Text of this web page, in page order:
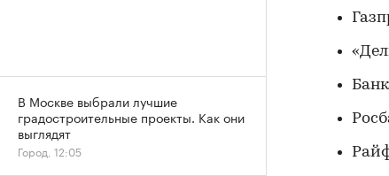
В Москве выбрали лучшие
градостроительные проекты. Как они
выглядят
Город, 12:05